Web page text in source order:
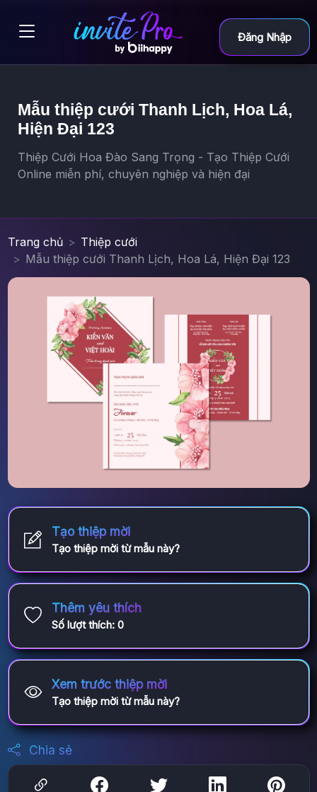
Đăng Nhập
Mẫu thiệp cưới Thanh Lịch, Hoa Lá,
Hiện Đại 123
Thiệp Cưới Hoa Đào Sang Trọng - Tạo Thiệp Cưới
Online miễn phí, chuyên nghiệp và hiện đại
Trang chủ
Thiệp cưới
Mẫu thiệp cưới Thanh Lịch, Hoa Lá, Hiện Đại 123
Tạo thiệp mời
Tạo thiệp mời từ mẫu này?
Thêm yêu thích
Số lượt thích: 0
Xem trước thiệp mời
Tạo thiệp mời từ mẫu này?
Chia sẻ